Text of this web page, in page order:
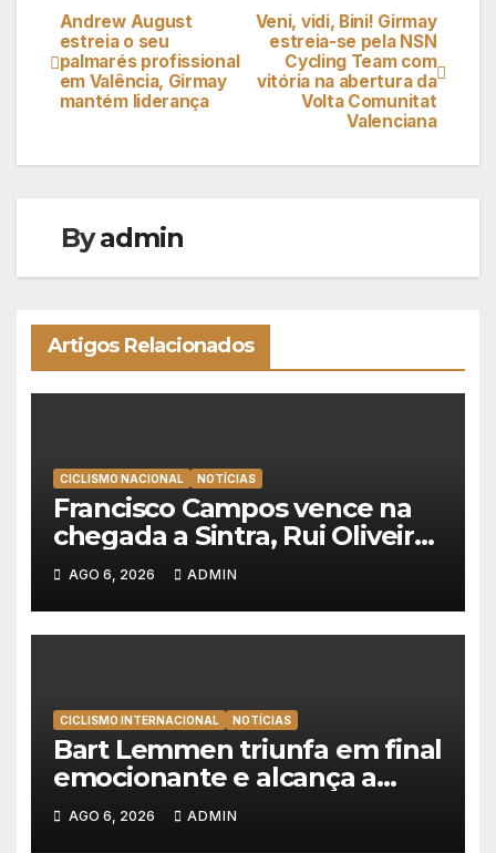
Navegação
de
Veni, vidi, Bini! Girmay
estreia-se pela NSN
Cycling Team com
vitória na abertura da
Volta Comunitat
Valenciana
Andrew August
estreia o seu
palmarés profissional
em Valência, Girmay
mantém liderança
Byadmin
Artigos Relacionados
CICLISMO NACIONAL NOTÍCIAS
Francisco Campos vence na
chegada a Sintra, Rui Oliveira
veste de amarelo na Volta a
Portugal
AGO 6, 2026 ADMIN
CICLISMO INTERNACIONAL NOTÍCIAS
Bart Lemmen triunfa em final
emocionante e alcança a
primeira vitória da carreira na
Volta à Polónia
AGO 6, 2026 ADMIN